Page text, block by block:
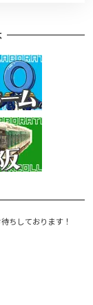
ちしております！